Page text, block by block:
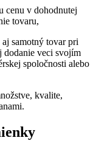
cenu v dohodnutej
tovaru,
samotný tovar pri
dodanie veci svojím
spoločnosti alebo
kvalite,